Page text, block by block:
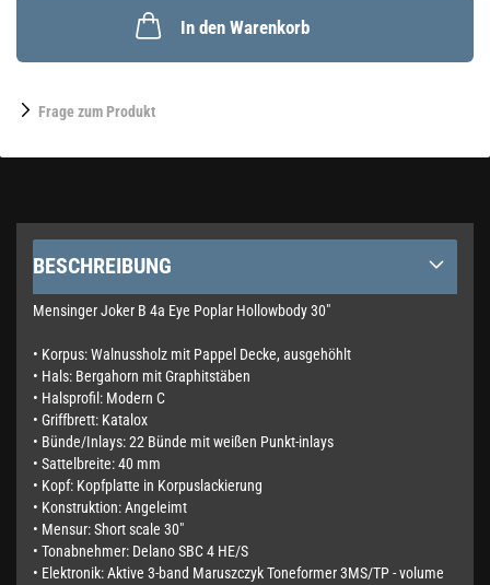
In den Warenkorb
Frage zum Produkt
BESCHREIBUNG
Mensinger Joker B 4a Eye Poplar Hollowbody 30"
• Korpus: Walnussholz mit Pappel Decke, ausgehöhlt
• Hals: Bergahorn mit Graphitstäben
• Halsprofil: Modern C
• Griffbrett: Katalox
• Bünde/Inlays: 22 Bünde mit weißen Punkt-inlays
• Sattelbreite: 40 mm
• Kopf: Kopfplatte in Korpuslackierung
• Konstruktion: Angeleimt
• Mensur: Short scale 30"
• Tonabnehmer: Delano SBC 4 HE/S
• Elektronik: Aktive 3-band Maruszczyk Toneformer 3MS/TP - volume